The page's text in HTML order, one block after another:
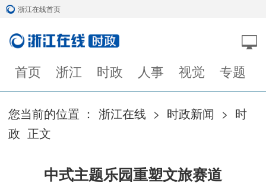
浙江在线首页
首页 浙江 时政 人事 视觉 专题
您当前的位置 ： 浙江在线 > 时政新闻 > 时
政 正文
中式主题乐园重塑文旅赛道